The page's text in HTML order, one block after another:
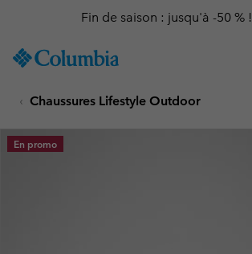
TO
SKIP
MAIN
NAV
Fin de saison : jusqu'à -50 % !
Chaussures Lifestyle Outdoor
En promo